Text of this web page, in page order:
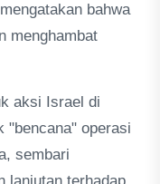
bahwa
menghambat
aksi Israel di
"bencana" operasi
sembari